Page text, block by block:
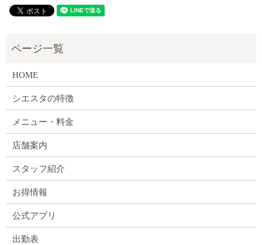
HOME
シエスタの特徴
メニュー・料金
店舗案内
スタッフ紹介
お得情報
公式アプリ
出勤表